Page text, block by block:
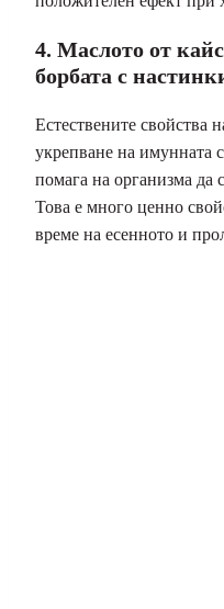
4. Маслото от
борбата с
Естествените свойства
укрепване на имунната
помага на организма да
Това е много ценно
време на есенното и